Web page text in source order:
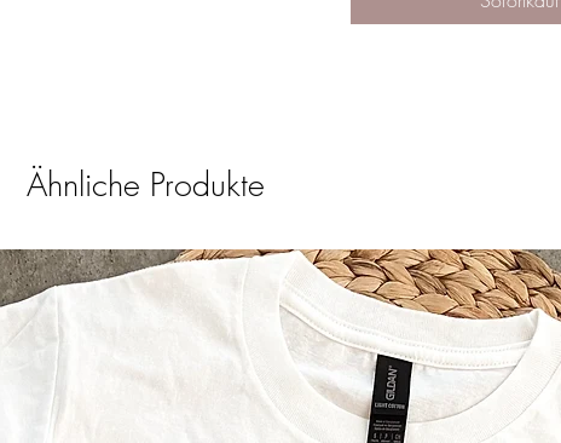
jahnaliebt@gmx.at
Ähnliche Produkte